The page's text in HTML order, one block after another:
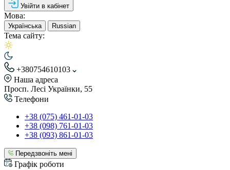
Увійти в кабінет
Мова:
Українська Russian
Тема сайту:
+380754610103
Наша адреса
Просп. Лесі Українки, 55
Телефони
+38 (075) 461-01-03
+38 (098) 761-01-03
+38 (093) 861-01-03
Передзвоніть мені
Графік роботи